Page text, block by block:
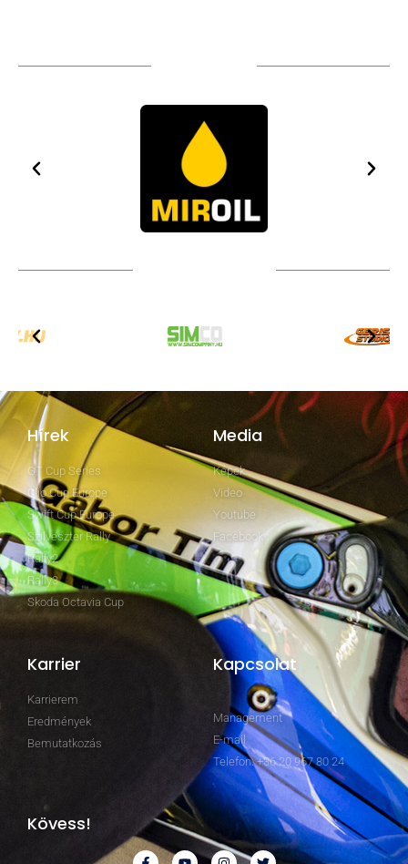
Hírek
GT Cup Series
Clio Cup Europe
Swift Cup Europe
Szilveszter Rally
Rally2
Rally3
Skoda Octavia Cup
Media
Képek
Video
Youtube
Facebook
Karrier
Karrierem
Eredmények
Bemutatkozás
Kapcsolat
Management
E-mail
Telefon: +36 20 967 80 24
Kövess!